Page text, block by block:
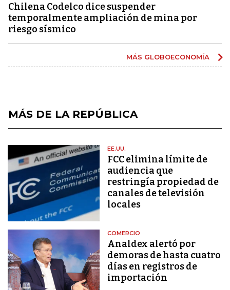
Chilena Codelco dice suspender
temporalmente ampliación de mina por
riesgo sísmico
MÁS GLOBOECONOMÍA
MÁS DE LA REPÚBLICA
EE.UU.
FCC elimina límite de
audiencia que
restringía propiedad de
canales de televisión
locales
COMERCIO
Analdex alertó por
demoras de hasta cuatro
días en registros de
importación